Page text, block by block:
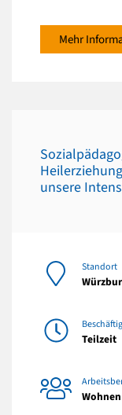
Mehr
unsere
Standort
Teilzeit